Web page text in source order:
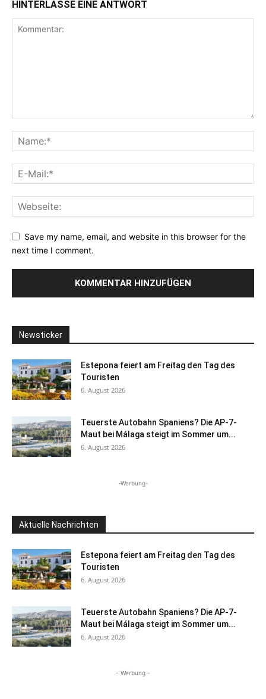
HINTERLASSE EINE ANTWORT
Save my name, email, and website in this browser for the
next time I comment.
Newsticker
Estepona feiert am Freitag den Tag des
Touristen
6. August 2026
Teuerste Autobahn Spaniens? Die AP-7-
Maut bei Málaga steigt im Sommer um...
6. August 2026
-Werbung-
Aktuelle Nachrichten
Estepona feiert am Freitag den Tag des
Touristen
6. August 2026
Teuerste Autobahn Spaniens? Die AP-7-
Maut bei Málaga steigt im Sommer um...
6. August 2026
- Werbung -